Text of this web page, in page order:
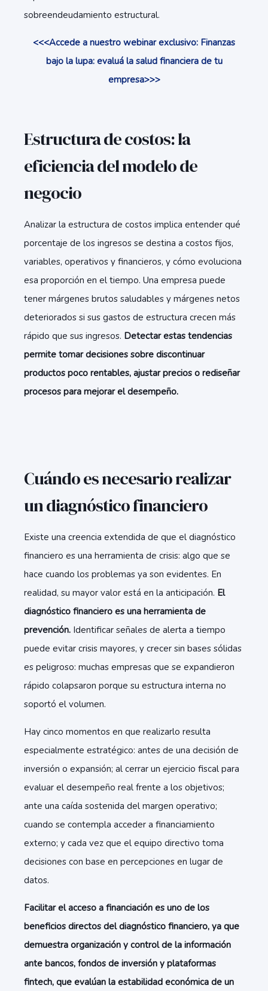
sobreendeudamiento estructural.
<<<Accede a nuestro webinar exclusivo: Finanzas
bajo la lupa: evaluá la salud financiera de tu
empresa>>>
Estructura de costos: la
eficiencia del modelo de
negocio
Analizar la estructura de costos implica entender qué
porcentaje de los ingresos se destina a costos fijos,
variables, operativos y financieros, y cómo evoluciona
esa proporción en el tiempo. Una empresa puede
tener márgenes brutos saludables y márgenes netos
deteriorados si sus gastos de estructura crecen más
rápido que sus ingresos. Detectar estas tendencias
permite tomar decisiones sobre discontinuar
productos poco rentables, ajustar precios o rediseñar
procesos para mejorar el desempeño.
Cuándo es necesario realizar
un diagnóstico financiero
Existe una creencia extendida de que el diagnóstico
financiero es una herramienta de crisis: algo que se
hace cuando los problemas ya son evidentes. En
realidad, su mayor valor está en la anticipación. El
diagnóstico financiero es una herramienta de
prevención. Identificar señales de alerta a tiempo
puede evitar crisis mayores, y crecer sin bases sólidas
es peligroso: muchas empresas que se expandieron
rápido colapsaron porque su estructura interna no
soportó el volumen.
Hay cinco momentos en que realizarlo resulta
especialmente estratégico: antes de una decisión de
inversión o expansión; al cerrar un ejercicio fiscal para
evaluar el desempeño real frente a los objetivos;
ante una caída sostenida del margen operativo;
cuando se contempla acceder a financiamiento
externo; y cada vez que el equipo directivo toma
decisiones con base en percepciones en lugar de
datos.
Facilitar el acceso a financiación es uno de los
beneficios directos del diagnóstico financiero, ya que
demuestra organización y control de la información
ante bancos, fondos de inversión y plataformas
fintech, que evalúan la estabilidad económica de un